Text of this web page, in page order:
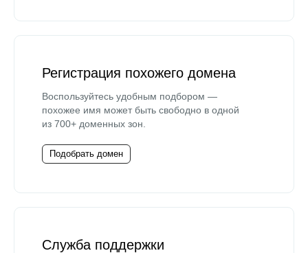
Регистрация похожего домена
Воспользуйтесь удобным подбором —
похожее имя может быть свободно в одной
из 700+ доменных зон.
Подобрать домен
Служба поддержки